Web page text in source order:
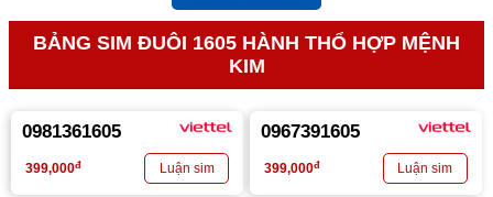
BẢNG SIM ĐUÔI 1605 HÀNH THỔ HỢP MỆNH
KIM
0981361605
399,000đ
0967391605
399,000đ